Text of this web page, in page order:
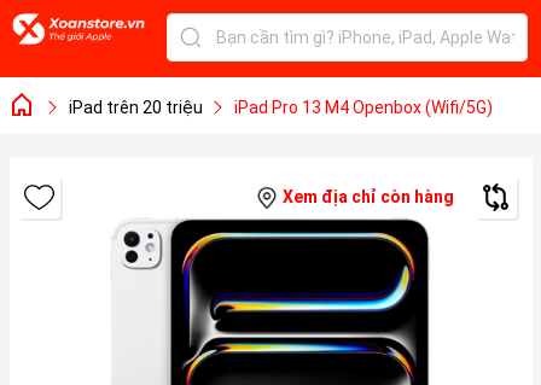
iPad trên 20 triệu iPad Pro 13 M4 Openbox (Wifi/5G)
Xem địa chỉ còn hàng